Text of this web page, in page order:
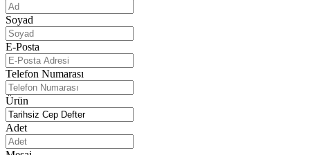
Soyad
E-Posta
Telefon Numarası
Ürün
Adet